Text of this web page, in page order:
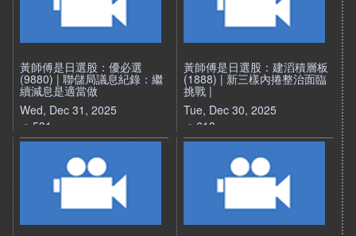
黃師傅是日選股：優必選
(9880) | 聯儲局議息紀錄：繼
續減息是適當做
Wed, Dec 31, 2025
531
黃師傅是日選股：建滔積層板
(1888) | 新三樣內捲整治面臨
挑戰 |
Tue, Dec 30, 2025
618